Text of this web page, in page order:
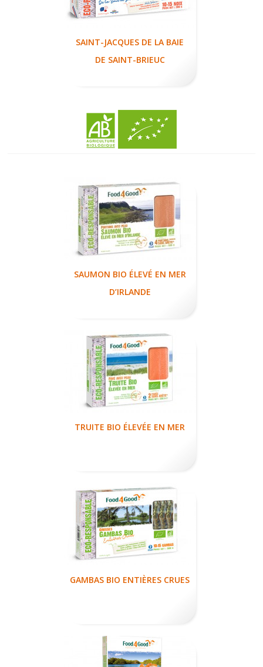
SAINT-JACQUES DE LA BAIE
DE SAINT-BRIEUC
SAUMON BIO ÉLEVÉ EN MER
D’IRLANDE
TRUITE BIO ÉLEVÉE EN MER
GAMBAS BIO ENTIÈRES CRUES